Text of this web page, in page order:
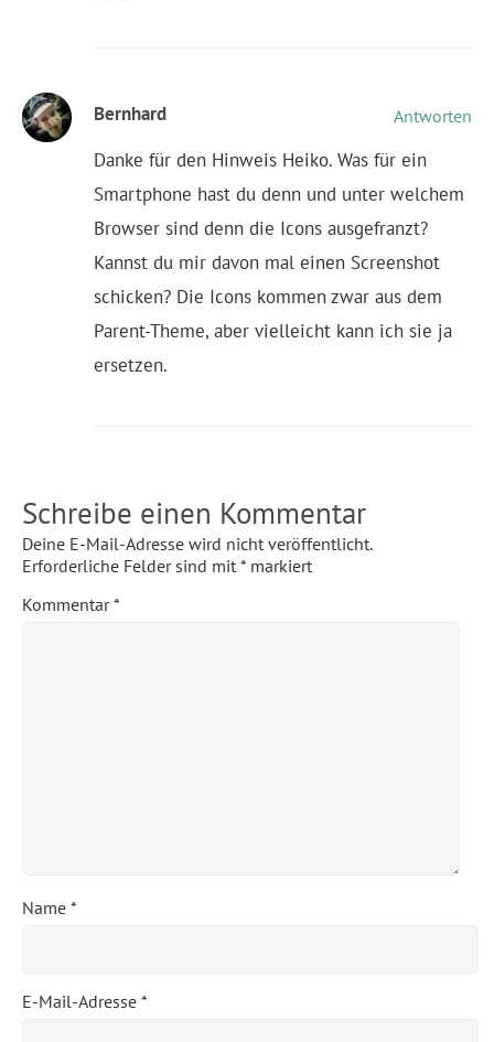
Bernhard Antworten
Danke für den Hinweis Heiko. Was für ein
Smartphone hast du denn und unter welchem
Browser sind denn die Icons ausgefranzt?
Kannst du mir davon mal einen Screenshot
schicken? Die Icons kommen zwar aus dem
Parent-Theme, aber vielleicht kann ich sie ja
ersetzen.
Schreibe einen Kommentar
Deine E-Mail-Adresse wird nicht veröffentlicht.
Erforderliche Felder sind mit * markiert
Kommentar*
Name *
E-Mail-Adresse *